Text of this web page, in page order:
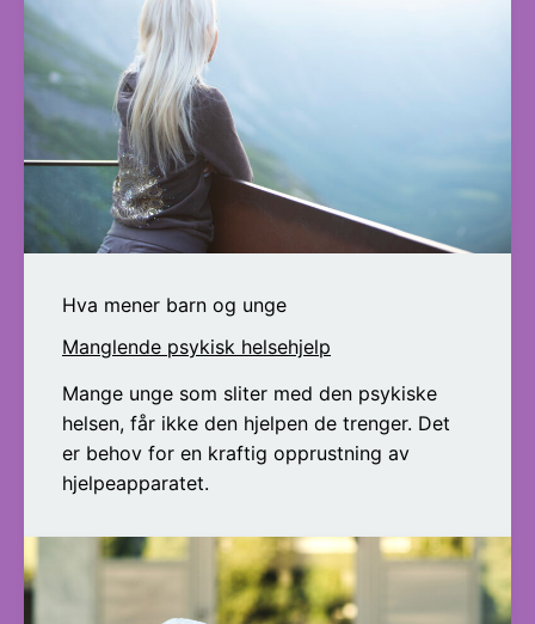
Hva mener barn og unge
Manglende psykisk helsehjelp
Mange unge som sliter med den psykiske
helsen, får ikke den hjelpen de trenger. Det
er behov for en kraftig opprustning av
hjelpeapparatet.